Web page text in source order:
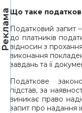
РекламаЩо таке
Податковий запит
до платників
відносин з
виконання
завдань та її
Податкове
підстав, за
виникає право
запит про надання